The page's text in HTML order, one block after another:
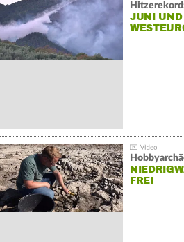
JUNI
FREI